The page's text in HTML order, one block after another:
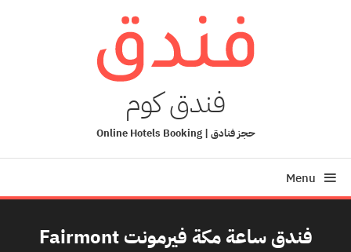
فندق كوم
حجز فنادق | Online Hotels Booking
Menu
فندق ساعة مكة فيرمونت Fairmont